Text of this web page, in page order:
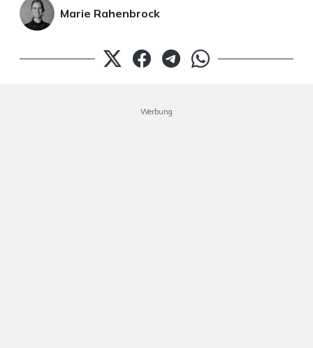
Marie Rahenbrock
Werbung